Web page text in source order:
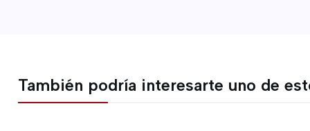
También podría interesarte uno de